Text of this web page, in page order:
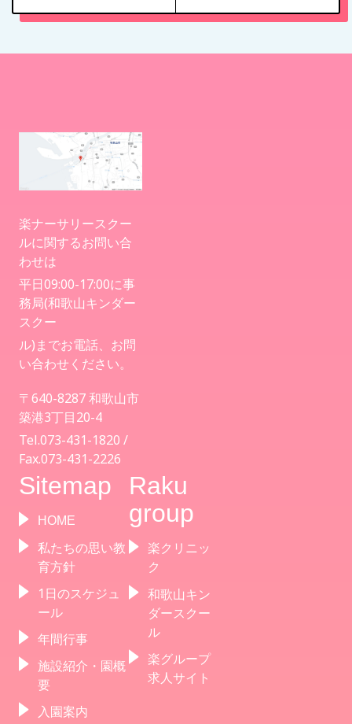
入園案内
楽ナーサリースクー
ルに関するお問い合
わせは
平日09:00-17:00に事
務局(和歌山キンダー
スクー
ル)までお電話、お問
い合わせください。
〒640-8287 和歌山市
築港3丁目20-4
Tel.073-431-1820 /
Fax.073-431-2226
Sitemap
HOME
私たちの思い教
育方針
1日のスケジュ
ール
年間行事
施設紹介・園概
要
入園案内
Raku
group
楽クリニッ
ク
和歌山キン
ダースクー
ル
楽グループ
求人サイト